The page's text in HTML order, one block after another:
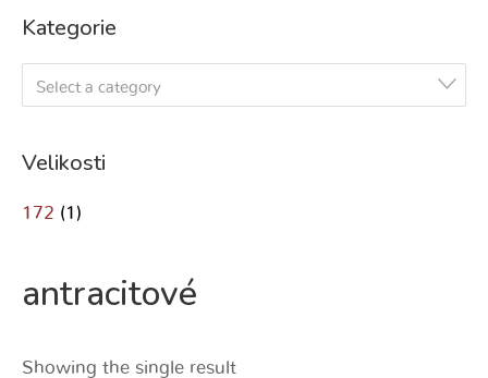
Kategorie
Select a category
Velikosti
172 (1)
antracitové
Showing the single result